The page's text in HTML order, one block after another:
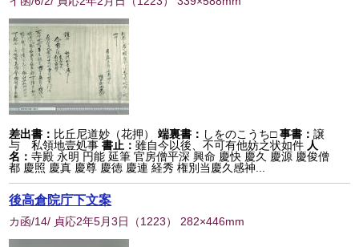
差出書： 比丘尼道妙（花押） 端裏書： しをのこうち□ 事書：譲
与 私領地壹処事 書止：雖自今以後、不可有他妨之状如件 人
名：寺殿 永明 円能 延筆 官房僧平深 興命 慶快 慶久 慶源 慶俊僧
都 慶照 慶真 慶尊 慶徳 慶連 経秀 権別当慶久感神...
後高倉院庁下文案
カ函/14/ 貞応2年5月3日 （1223） 282×446mm